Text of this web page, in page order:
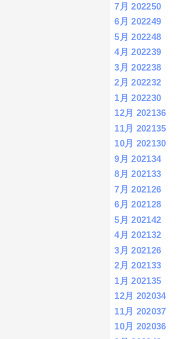
7月 202250
6月 202249
5月 202248
4月 202239
3月 202238
2月 202232
1月 202230
12月 202136
11月 202135
10月 202130
9月 202134
8月 202133
7月 202126
6月 202128
5月 202142
4月 202132
3月 202126
2月 202133
1月 202135
12月 202034
11月 202037
10月 202036